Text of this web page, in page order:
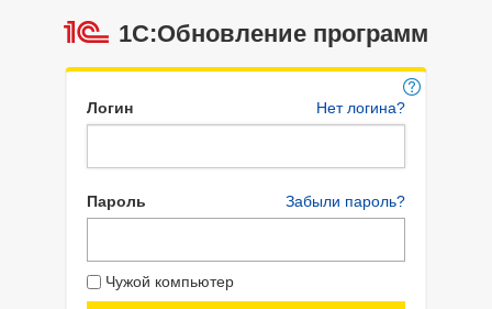
1С:Обновление программ
Логин Нет логина?
Пароль Забыли пароль?
Чужой компьютер